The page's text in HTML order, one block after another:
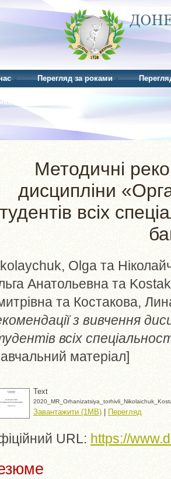
Перегляд за роками
Методичні
дисципліни
всіх
Olga та
Анатольевна та
та Костакова,
з вивчення
всіх
матеріал]
Text
Завантажити (1MB) | Перегляд
URL: https://